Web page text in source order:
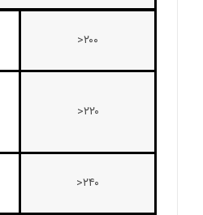
۲۰۰<
۲۲۰<
۲۴۰<